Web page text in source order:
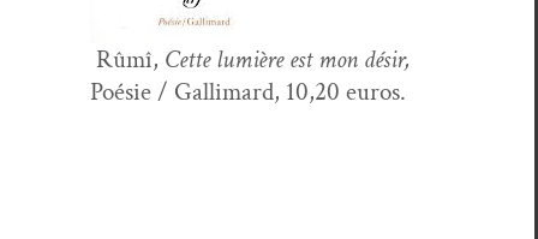
Rûmî, Cette lumière est mon désir,
Poésie / Gal­li­mard, 10,20 euros.